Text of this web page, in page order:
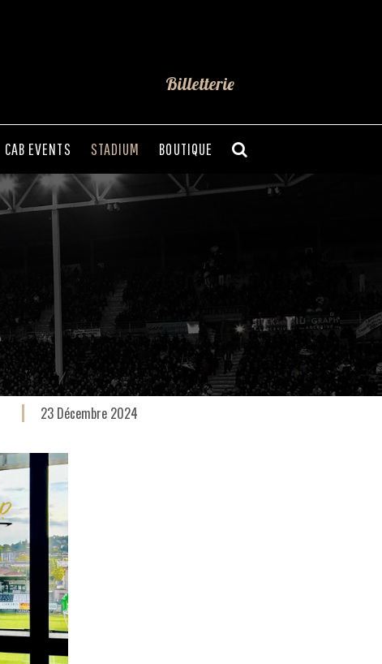
Billetterie
CAB EVENTS STADIUM BOUTIQUE
23 Décembre 2024